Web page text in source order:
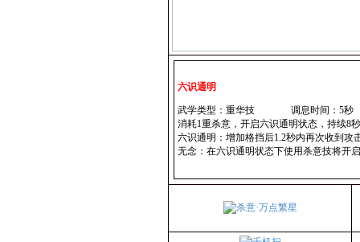
六识通明
武学类型：重华技 调息时间：5秒
消耗1重杀意，开启六识通明状态，持续8秒
六识通明：增加格挡后1.2秒内再次收到攻
无念：在六识通明状态下使用杀意技将开